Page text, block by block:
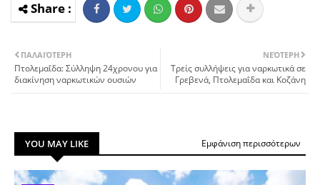
ΝΕΌΤΕΡΗ
Τρείς συλλήψεις για ναρκωτικά σε
Γρεβενά, Πτολεμαΐδα και Κοζάνη
ΠΑΛΑΙΌΤΕΡΗ
Πτολεμαΐδα: Σύλληψη 24χρονου για
διακίνηση ναρκωτικών ουσιών
YOU MAY LIKE Εμφάνιση περισσότερων